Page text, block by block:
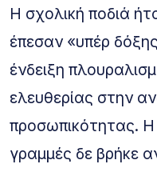
Η σχολική ποδιά
έπεσαν «υπέρ
ένδειξη
ελευθερίας στην
προσωπικότητας.
γραμμές δε βρήκε